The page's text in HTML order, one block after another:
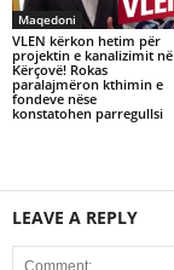
Maqedoni
VLEN kërkon hetim për
projektin e kanalizimit në
Kërçovë! Rokas
paralajmëron kthimin e
fondeve nëse
konstatohen parregullsi
LEAVE A REPLY